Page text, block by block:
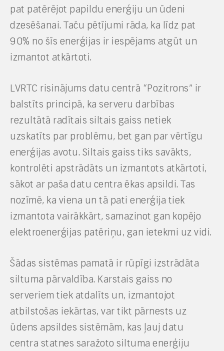
pat patērējot papildu enerģiju un ūdeni
dzesēšanai. Taču pētījumi rāda, ka līdz pat
90% no šīs enerģijas ir iespējams atgūt un
izmantot atkārtoti.
LVRTC risinājums datu centrā “Pozitrons” ir
balstīts principā, ka serveru darbības
rezultātā radītais siltais gaiss netiek
uzskatīts par problēmu, bet gan par vērtīgu
enerģijas avotu. Siltais gaiss tiks savākts,
kontrolēti apstrādāts un izmantots atkārtoti,
sākot ar paša datu centra ēkas apsildi. Tas
nozīmē, ka viena un tā pati enerģija tiek
izmantota vairākkārt, samazinot gan kopējo
elektroenerģijas patēriņu, gan ietekmi uz vidi.
Šādas sistēmas pamatā ir rūpīgi izstrādāta
siltuma pārvaldība. Karstais gaiss no
serveriem tiek atdalīts un, izmantojot
atbilstošas iekārtas, var tikt pārnests uz
ūdens apsildes sistēmām, kas ļauj datu
centra statnes saražoto siltuma enerģiju